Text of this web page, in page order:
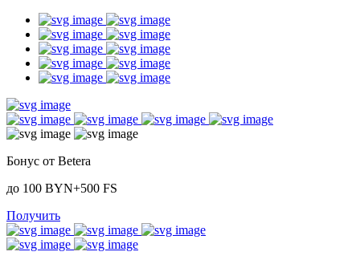
Бонус от Betera
до 100 BYN+500 FS
Получить